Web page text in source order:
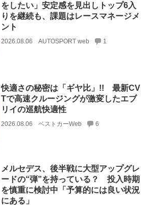
をしたい」安定感を見出しトップ6入
りを継続も、課題はレースマネージメ
ント
2026.08.06 AUTOSPORT web 1
快適さの秘密は「ギヤ比」!! 最新CV
Tで高速クルージングが激変したエブ
リイの巡航快適性
2026.08.06 ベストカーWeb 6
メルセデス、後半戦に大型アップグレ
ードの“弾”を持っている？ 投入時期
を慎重に検討中「予算的には良い状況
にある」